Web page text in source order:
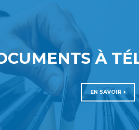
À
EN SAVOIR +